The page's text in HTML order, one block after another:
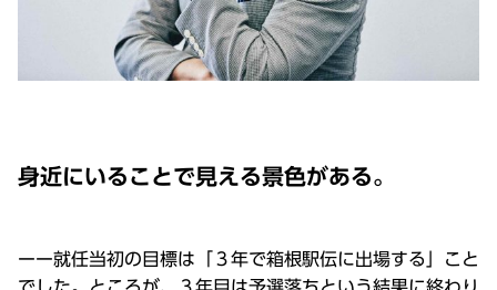
身近にいることで見える景色がある。
ーー就任当初の目標は「３年で箱根駅伝に出場する」こと
でした。ところが、３年目は予選落ちという結果に終わり